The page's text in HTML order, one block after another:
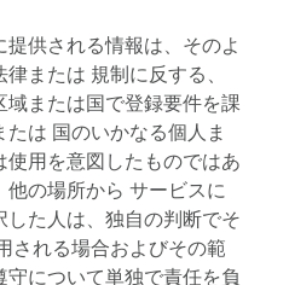
供される情報は、そのよ
または 規制に反する、
域または国で登録要件を課
は 国のいかなる個人ま
用を意図したものではあ
他の場所から サービスに
た人は、独自の判断でそ
される場合およびその範
について単独で責任を負